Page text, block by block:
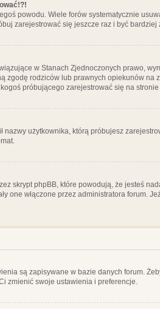
powodu. Wiele forów systematycznie
zarejestrować się jeszcze raz i być
w Stanach Zjednoczonych prawo,
zgodę rodziców lub prawnych opiekunów na
próbującego zarejestrować się na
nazwy użytkownika, którą próbujesz
skrypt phpBB, które powodują, że jesteś
one włączone przez administratora forum.
są zapisywane w bazie danych forum.
zmienić swoje ustawienia i preferencje.